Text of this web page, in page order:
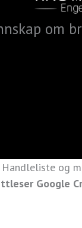
om
Handleliste og
Google